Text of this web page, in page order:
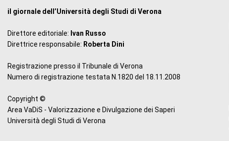
il giornale dell’Università degli Studi di Verona
Direttore editoriale: Ivan Russo
Direttrice responsabile: Roberta Dini
Registrazione presso il Tribunale di Verona
Numero di registrazione testata N.1820 del 18.11.2008
Copyright ©
Area VaDiS - Valorizzazione e Divulgazione dei Saperi
Università degli Studi di Verona